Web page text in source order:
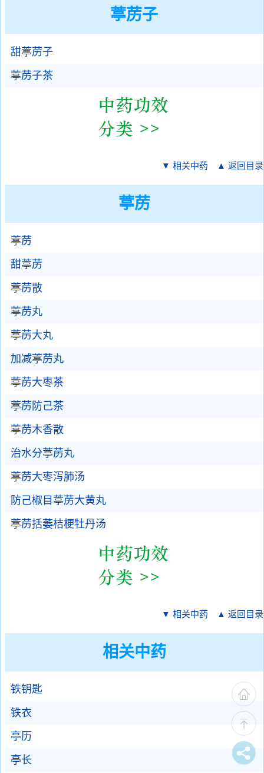
葶苈子
甜葶苈子
葶苈子茶
▼ 相关中药 ▲ 返回目录
葶苈
葶苈
甜葶苈
葶苈散
葶苈丸
葶苈大丸
加减葶苈丸
葶苈大枣茶
葶苈防己茶
葶苈木香散
治水分葶苈丸
葶苈大枣泻肺汤
防己椒目葶苈大黄丸
葶苈括萎桔梗牡丹汤
▼ 相关中药 ▲ 返回目录
相关中药
铁钥匙
铁衣
亭历
亭长